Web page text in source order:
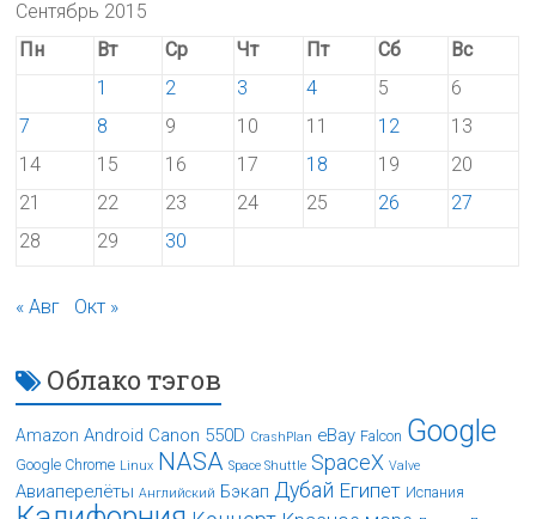
Сентябрь 2015
Пн
Вт Ср Чт Пт Сб
Вс
1
2 3 4 5
6
7
8 9 10 11 12
13
14
15 16 17 18 19
20
21
22 23 24 25 26
27
28
29 30
« Авг Окт »
Облако тэгов
Amazon Android Canon 550D CrashPlan eBay Falcon Google
Google Chrome Linux NASA Space Shuttle SpaceX Valve
Авиаперелёты Английский Бэкап Дубай Египет Испания